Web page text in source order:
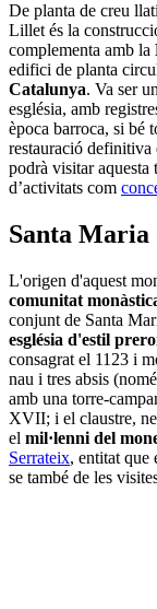
De planta de creu
Lillet és la
complementa amb la
edifici de planta
Catalunya. Va ser
església, amb
època barroca, si bé
restauració definitiva
podrà visitar aquesta
d’activitats com
Santa Maria
L'origen d'aquest
comunitat
conjunt de Santa
església d'estil
consagrat el 1123 i
nau i tres absis
amb una torre-
XVII; i el claustre,
el mil·lenni del
Serrateix, entitat que
se també de les